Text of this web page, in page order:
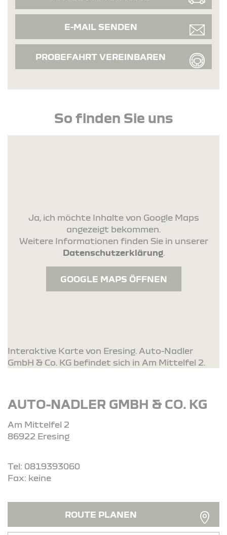
E-MAIL SENDEN
PROBEFAHRT VEREINBAREN
So finden Sie uns
Ja, ich möchte Inhalte von Google Maps
angezeigt bekommen.
Weitere Informationen finden Sie in unserer
Datenschutzerklärung.
GOOGLE MAPS ÖFFNEN
Interaktive Karte von Eresing. Auto-Nadler
GmbH & Co. KG befindet sich in Am Mittelfel 2.
AUTO-NADLER GMBH & CO. KG
Am Mittelfel 2
86922 Eresing
Tel: 0819393060
Fax: keine
ROUTE PLANEN